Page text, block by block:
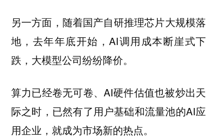
另一方面，随着国产自研推理芯片大规模落
地，去年年底开始，AI调用成本断崖式下
跌，大模型公司纷纷降价。
算力已经卷无可卷、AI硬件估值也被炒出天
际之时，已然有了用户基础和流量池的AI应
用企业，就成为市场新的热点。